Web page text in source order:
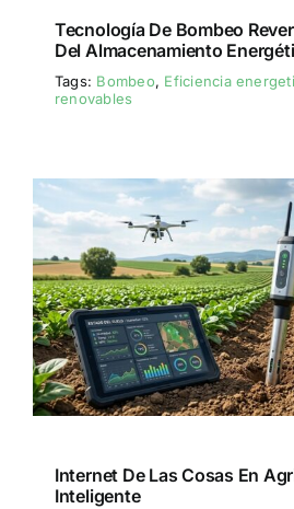
Tecnología De Bombeo
Del Almacenamiento
Tags: Bombeo, Eficiencia
renovables
Internet De Las Cosas En
Inteligente